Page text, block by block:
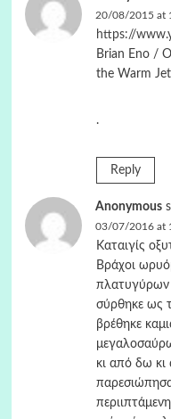
20/08/2015 at
https://
Brian Eno /
the Warm
.
Reply
Anonymous
03/07/2016 at
Καταιγίς
Βράχοι
πλατυγύρων
σύρθηκε ως
βρέθηκε
κι από δω κι